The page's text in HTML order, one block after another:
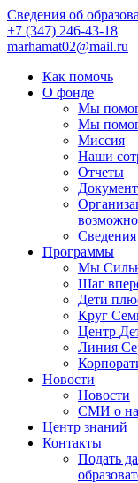
Сведения об
+7 (347) 246-43-18
marhamat02@mail.ru
Как помочь
О фонде
Мы
Мы
Миссия
Наши
Отчеты
Сведения
Программы
Мы
Шаг
Дети
Круг
Центр
Линия
Новости
Новости
СМИ о
Центр знаний
Контакты
Подать